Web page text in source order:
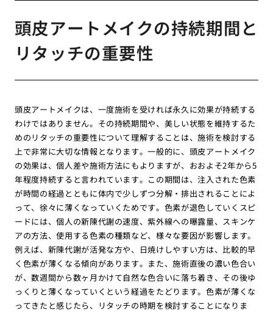
頭皮アートメイクの持続期間と
リタッチの重要性
頭皮アートメイクは、一度施術を受ければ永久に効果が持続する
わけではありません。その持続期間や、美しい状態を維持するた
めのリタッチの重要性について理解することは、施術を検討する
上で非常に大切な情報となります。一般的に、頭皮アートメイク
の効果は、個人差や施術方法にもよりますが、おおよそ2年から5
年程度持続すると言われています。この期間は、注入された色素
が時間の経過とともに体内で少しずつ分解・排出されることによ
って、徐々に薄くなっていくためです。色素が退色していくスピ
ードには、個人の新陳代謝の速度、紫外線への曝露量、スキンケ
アの方法、使用する色素の種類など、様々な要因が影響します。
例えば、新陳代謝が活発な方や、日焼けしやすい方は、比較的早
く色素が薄くなる傾向があります。また、施術直後の濃い色合い
が、数週間から数ヶ月かけて自然な色合いに落ち着き、その後ゆ
っくりと薄くなっていくという経過をたどります。色素が薄くな
ってきたと感じたら、リタッチの時期を検討することになりま